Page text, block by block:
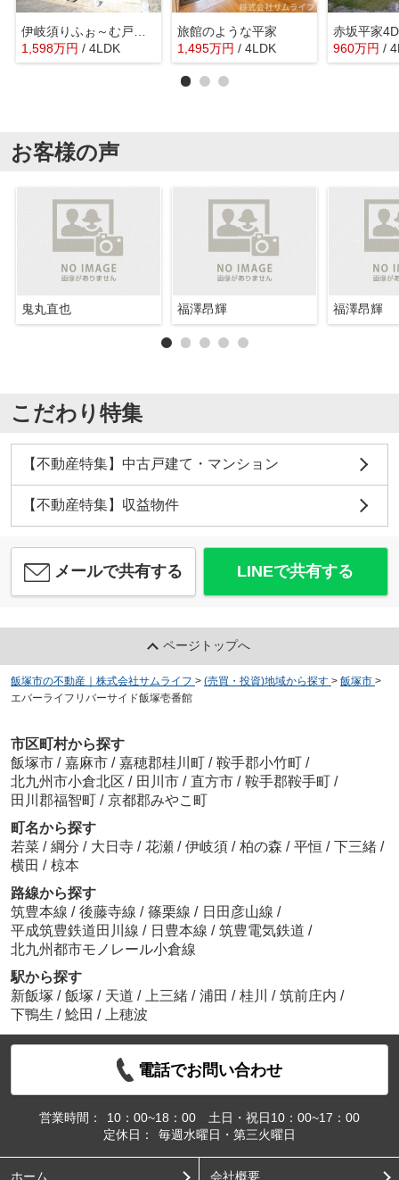
伊岐須りふぉ～む戸建て
1,598万円 / 4LDK
旅館のような平家
1,495万円 / 4LDK
赤坂平家
960万円 /
お客様の声
鬼丸直也 福澤昂輝 福澤昂輝
こだわり特集
【不動産特集】中古戸建て・マンション
【不動産特集】収益物件
メールで共有する LINEで共有する
ページトップへ
飯塚市の不動産｜株式会社サムライフ > (売買・投資)地域から探す > 飯塚市 >
エバーライフリバーサイド飯塚壱番館
市区町村から探す
飯塚市 / 嘉麻市 / 嘉穂郡桂川町 / 鞍手郡小竹町 /
北九州市小倉北区 / 田川市 / 直方市 / 鞍手郡鞍手町 /
田川郡福智町 / 京都郡みやこ町
町名から探す
若菜 / 綱分 / 大日寺 / 花瀬 / 伊岐須 / 柏の森 / 平恒 / 下三緒 /
横田 / 椋本
路線から探す
筑豊本線 / 後藤寺線 / 篠栗線 / 日田彦山線 /
平成筑豊鉄道田川線 / 日豊本線 / 筑豊電気鉄道 /
北九州都市モノレール小倉線
駅から探す
新飯塚 / 飯塚 / 天道 / 上三緒 / 浦田 / 桂川 / 筑前庄内 /
下鴨生 / 鯰田 / 上穂波
電話でお問い合わせ
営業時間：
10：00~18：00 土日・祝日10：00~17：00
定休日：
毎週水曜日・第三火曜日
ホーム 会社概要